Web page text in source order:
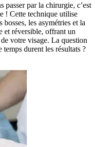
passer par la chirurgie, c’est
! Cette technique utilise
les asymétries et la
et réversible, offrant un
votre visage. La question
durent les résultats ?